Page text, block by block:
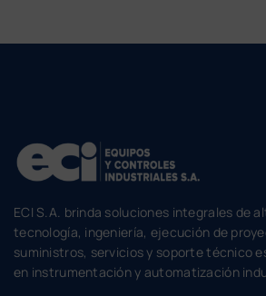
ECI S.A. brinda soluciones integrales de
tecnología, ingeniería, ejecución de
suministros, servicios y soporte técnico
en instrumentación y automatización